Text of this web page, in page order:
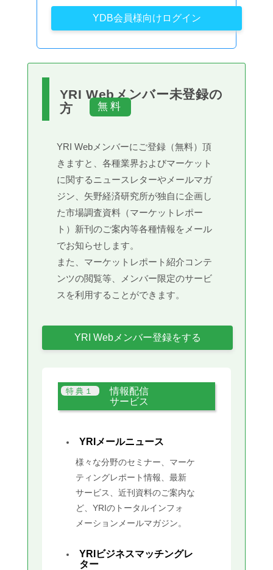
YDB会員様向けログイン
YRI Webメンバー未登録の
方
YRI Webメンバーにご登録（無料）頂
きますと、各種業界およびマーケット
に関するニュースレターやメールマガ
ジン、矢野経済研究所が独自に企画し
た市場調査資料（マーケットレポー
ト）新刊のご案内等各種情報をメール
でお知らせします。
また、マーケットレポート紹介コンテ
ンツの閲覧等、メンバー限定のサービ
スを利用することができます。
YRI Webメンバー登録をする
情報配信
サービス
YRIメールニュース
様々な分野のセミナー、マーケ
ティングレポート情報、最新
サービス、近刊資料のご案内な
ど、YRIのトータルインフォ
メーションメールマガジン。
YRIビジネスマッチングレ
ター